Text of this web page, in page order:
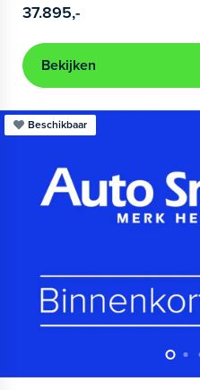
37.895,-
Bekijken
Beschikbaar